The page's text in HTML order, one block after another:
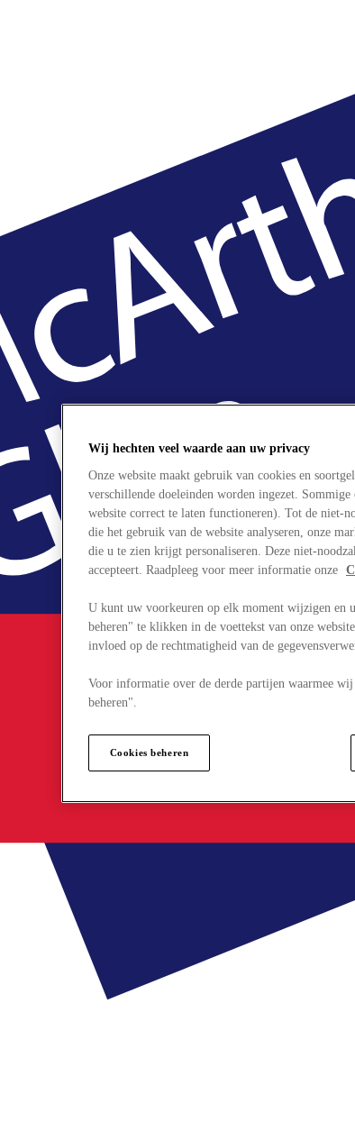
Wij hechten veel waarde aan uw privacy
Onze website maakt gebruik van cookies en
verschillende doeleinden worden ingezet.
website correct te laten functioneren). Tot de niet-
die het gebruik van de website analyseren, onze
die u te zien krijgt personaliseren. Deze niet-
accepteert. Raadpleeg voor meer informatie onze
U kunt uw voorkeuren op elk moment wijzigen en
beheren" te klikken in de voettekst van onze
invloed op de rechtmatigheid van de
Voor informatie over de derde partijen waarmee
beheren".
Cookies beheren